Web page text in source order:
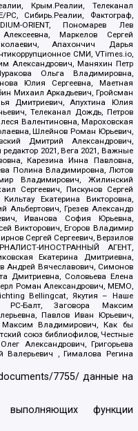
Крым.Реалии, Телеканал
Сибирь.Реалии, Фактограф,
ORIENT, Пономарев Лев
Маркелов Сергей
Апахончич Дарья
СМИ, VTimes.io,
Александрович, Маняхин Петр
Ольга Владимировна,
Юлия Сергеевна, Маетная
Михаил Аркадьевич, Гройсман
Дмитриевич, Апухтина Юлия
Телеканал Дождь, Петров
Валентиновна, Мароховская
Шлейнов Роман Юрьевич,
Дмитрий Александрович,
2021, Вега 2021, Важные
Карезина Инна Павловна,
Полина Владимировна, Лютов
Владимирович, Жилинский
Сергеевич, Пискунов Сергей
Екатерина Викторовна,
Грезев Александр
Иванова София Юрьевна,
Викторович, Егоров Владимир
Сергей Сергеевич, Верзилов
ИНОСТРАННЫЙ АГЕНТ,
Екатерина Дмитриевна,
Андрей Вячеславович, Симонов
Дмитриевна, Соловьева Елена
Роман Александрович, МЕМО,
Bellingcat, Якутия – Наше
Балт, Заговора Максим
Павлов Иван Юрьевич,
Максим Владимирович, Как бы
союз библиофилов, Честные
Александрович, Григорьева
Валерьевич , Гималова Регина
7755/ данные на
функции